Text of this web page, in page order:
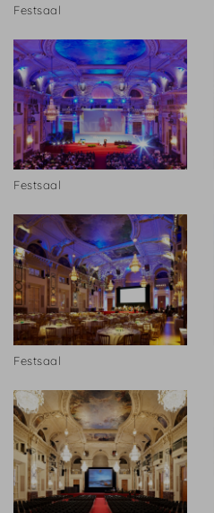
Festsaal
Festsaal
Festsaal